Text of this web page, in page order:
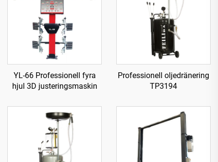
YL-66 Professionell fyra
hjul 3D justeringsmaskin
Professionell oljedränering
TP3194